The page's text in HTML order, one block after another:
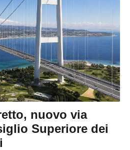
nuovo via
Superiore dei